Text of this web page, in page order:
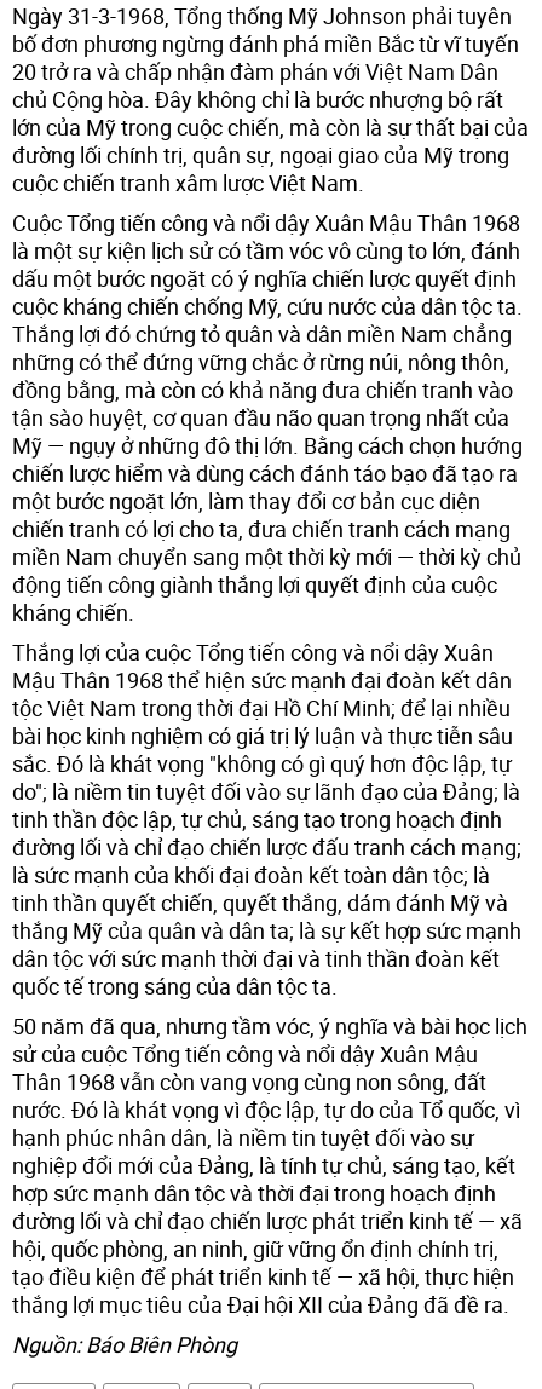
Ngày 31-3-1968, Tổng thống Mỹ Johnson phải tuyên
bố đơn phương ngừng đánh phá miền Bắc từ vĩ tuyến
20 trở ra và chấp nhận đàm phán với Việt Nam Dân
chủ Cộng hòa. Đây không chỉ là bước nhượng bộ rất
lớn của Mỹ trong cuộc chiến, mà còn là sự thất bại của
đường lối chính trị, quân sự, ngoại giao của Mỹ trong
cuộc chiến tranh xâm lược Việt Nam.
Cuộc Tổng tiến công và nổi dậy Xuân Mậu Thân 1968
là một sự kiện lịch sử có tầm vóc vô cùng to lớn, đánh
dấu một bước ngoặt có ý nghĩa chiến lược quyết định
cuộc kháng chiến chống Mỹ, cứu nước của dân tộc ta.
Thắng lợi đó chứng tỏ quân và dân miền Nam chẳng
những có thể đứng vững chắc ở rừng núi, nông thôn,
đồng bằng, mà còn có khả năng đưa chiến tranh vào
tận sào huyệt, cơ quan đầu não quan trọng nhất của
Mỹ — ngụy ở những đô thị lớn. Bằng cách chọn hướng
chiến lược hiểm và dùng cách đánh táo bạo đã tạo ra
một bước ngoặt lớn, làm thay đổi cơ bản cục diện
chiến tranh có lợi cho ta, đưa chiến tranh cách mạng
miền Nam chuyển sang một thời kỳ mới — thời kỳ chủ
động tiến công giành thắng lợi quyết định của cuộc
kháng chiến.
Thắng lợi của cuộc Tổng tiến công và nổi dậy Xuân
Mậu Thân 1968 thể hiện sức mạnh đại đoàn kết dân
tộc Việt Nam trong thời đại Hồ Chí Minh; để lại nhiều
bài học kinh nghiệm có giá trị lý luận và thực tiễn sâu
sắc. Đó là khát vọng "không có gì quý hơn độc lập, tự
do"; là niềm tin tuyệt đối vào sự lãnh đạo của Đảng; là
tinh thần độc lập, tự chủ, sáng tạo trong hoạch định
đường lối và chỉ đạo chiến lược đấu tranh cách mạng;
là sức mạnh của khối đại đoàn kết toàn dân tộc; là
tinh thần quyết chiến, quyết thắng, dám đánh Mỹ và
thắng Mỹ của quân và dân ta; là sự kết hợp sức mạnh
dân tộc với sức mạnh thời đại và tinh thần đoàn kết
quốc tế trong sáng của dân tộc ta.
50 năm đã qua, nhưng tầm vóc, ý nghĩa và bài học lịch
sử của cuộc Tổng tiến công và nổi dậy Xuân Mậu
Thân 1968 vẫn còn vang vọng cùng non sông, đất
nước. Đó là khát vọng vì độc lập, tự do của Tổ quốc, vì
hạnh phúc nhân dân, là niềm tin tuyệt đối vào sự
nghiệp đổi mới của Đảng, là tính tự chủ, sáng tạo, kết
hợp sức mạnh dân tộc và thời đại trong hoạch định
đường lối và chỉ đạo chiến lược phát triển kinh tế — xã
hội, quốc phòng, an ninh, giữ vững ổn định chính trị,
tạo điều kiện để phát triển kinh tế — xã hội, thực hiện
thắng lợi mục tiêu của Đại hội XII của Đảng đã đề ra.
Nguồn: Báo Biên Phòng